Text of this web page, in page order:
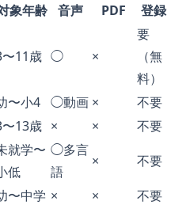
象年齢 音声 PDF 登録
11歳 ◯ ×
要
（無
料）
〜小4 ◯動画 ×
不要
13歳 × ×
不要
就学〜
低
◯多言
語
×
不要
〜中学 × ×
不要